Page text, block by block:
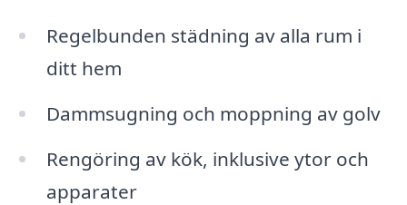
Regelbunden städning av alla rum i
ditt hem
Dammsugning och moppning av golv
Rengöring av kök, inklusive ytor och
apparater